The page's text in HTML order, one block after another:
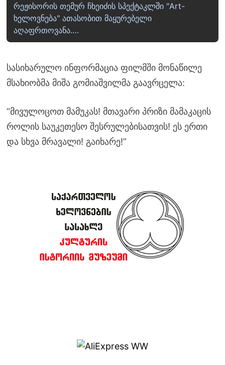
რეჟისორის თემურ ჩხეიძის სპექტაკლში "Art-
ხელოვნება" ათასობით მაყურებელი
აღაფრთოვანა.…
სასიხარულო ინფორმაცია ფილმში მონაწილე
მსახიობმა მიშა გომიაშვილმა გაავრცელა:
“მივულოცოთ მამუკას! მთავარი პრიზი მამაკაცის
როლის საუკეთესო შესრულებისათვის! ეს ერთი
და სხვა მრავალი! გაიხარე!”